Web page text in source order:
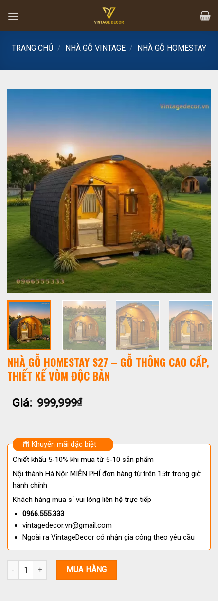
content
TRANG CHỦ / NHÀ GỖ VINTAGE / NHÀ GỖ HOMESTAY
NHÀ GỖ HOMESTAY S27 – GỖ THÔNG CAO CẤP,
THIẾT KẾ VÒM ĐỘC BẢN
Giá: 999,999₫
Khuyến mãi đặc biệt
Chiết khấu 5-10% khi mua từ 5-10 sản phẩm
Nội thành Hà Nội: MIỄN PHÍ đơn hàng từ trên 15tr trong giờ
hành chính
Khách hàng mua sỉ vui lòng liên hệ trực tiếp
0966.555.333
vintagedecor.vn@gmail.com
Ngoài ra VintageDecor có nhận gia công theo yêu cầu
Nhà Gỗ Homestay S27 - Gỗ Thông Cao Cấp, Thiết Kế Vòm Độc
MUA HÀNG